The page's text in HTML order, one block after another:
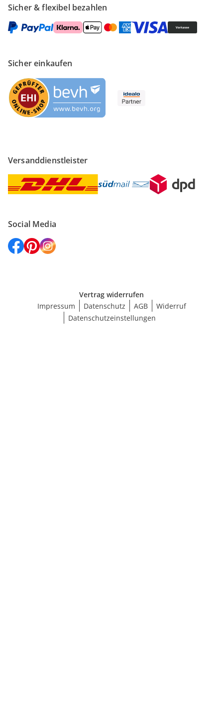
Sicher & flexibel bezahlen
Sicher einkaufen
Versanddienstleister
Social Media
Vertrag widerrufen
Impressum
Datenschutz AGB
Widerruf
Datenschutzeinstellungen